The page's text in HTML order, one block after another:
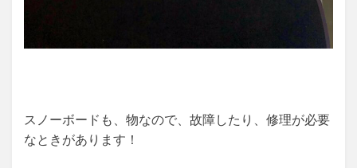
スノーボードも、物なので、故障したり、修理が必要
なときがあります！